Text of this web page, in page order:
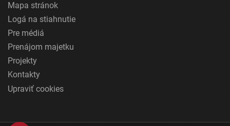
Mapa stránok
Logá na stiahnutie
Pre médiá
Prenájom majetku
Projekty
Kontakty
Upraviť cookies